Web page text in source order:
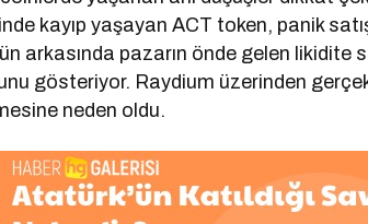
kayıp yaşayan ACT token, panik
arkasında pazarın önde gelen likidite
gösteriyor. Raydium üzerinden
neden oldu.